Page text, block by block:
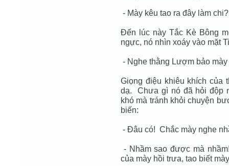
- Mày kêu tao ra đây làm chi?
Đến lúc này Tắc Kè Bông
ngực, nó nhìn xoáy vào mặt
- Nghe thằng Lượm bảo
Giọng điệu khiêu khích của
dạ. Chưa gì nó đã hỏi độp
khó mà tránh khỏi chuyện
biến:
- Đâu có! Chắc mày nghe
- Nhầm sao được mà
của mày hồi trưa, tao biết